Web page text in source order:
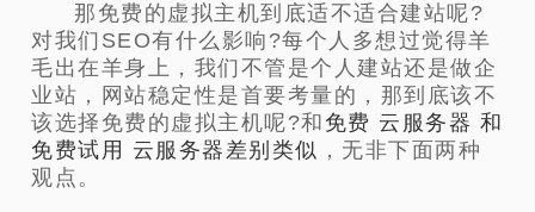
那免费的虚拟主机到底适不适合建站呢?
对我们SEO有什么影响?每个人多想过觉得羊
毛出在羊身上，我们不管是个人建站还是做企
业站，网站稳定性是首要考量的，那到底该不
该选择免费的虚拟主机呢?和 免费 云服务器 和
免费试用 云服务器差别类似 ，无非下面两种
观点。